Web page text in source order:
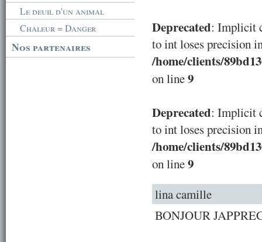
Le deuil d'un animal
Chaleur = Danger
Nos partenaires
Deprecated: Implicit
to int loses precision
/home/clients/
on line9
Deprecated: Implicit
to int loses precision
/home/clients/
on line9
lina camille
BONJOUR